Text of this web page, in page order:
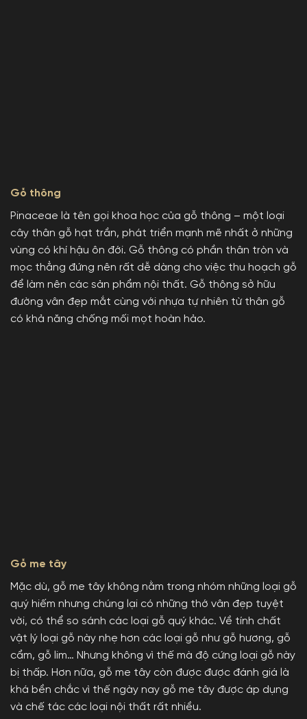
Gỗ thông
Pinaceae là tên gọi khoa học của gỗ thông – một loại
cây thân gỗ hạt trần, phát triển mạnh mẽ nhất ở những
vùng có khí hậu ôn đới. Gỗ thông có phần thân tròn và
mọc thẳng đứng nên rất dễ dàng cho việc thu hoạch gỗ
để làm nên các sản phẩm nội thất. Gỗ thông sở hữu
đường vân đẹp mắt cùng với nhựa tự nhiên từ thân gỗ
có khả năng chống mối mọt hoàn hảo.
Gỗ me tây
Mặc dù, gỗ me tây không nằm trong nhóm những loại gỗ
quý hiếm nhưng chúng lại có những thớ vân đẹp tuyệt
vời, có thể so sánh các loại gỗ quý khác. Về tính chất
vật lý loại gỗ này nhẹ hơn các loại gỗ như gỗ hương, gỗ
cẩm, gỗ lim… Nhưng không vì thế mà độ cứng loại gỗ này
bị thấp. Hơn nữa, gỗ me tây còn được được đánh giá là
khá bền chắc vì thế ngày nay gỗ me tây được áp dụng
và chế tác các loại nội thất rất nhiều.